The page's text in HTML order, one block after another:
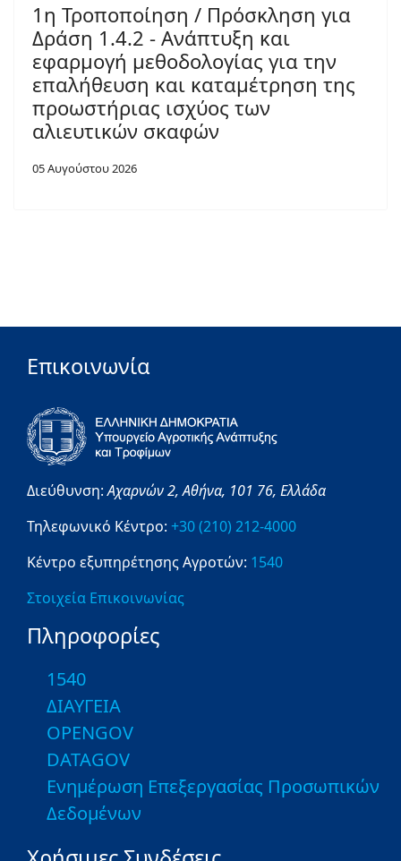
1η Τροποποίηση / Πρόσκληση για
Δράση 1.4.2 - Ανάπτυξη και
εφαρμογή μεθοδολογίας για την
επαλήθευση και καταμέτρηση της
προωστήριας ισχύος των
αλιευτικών σκαφών
05 Αυγούστου 2026
Επικοινωνία
Διεύθυνση:Αχαρνών 2,Αθήνα, 101 76, Ελλάδα
Τηλεφωνικό Κέντρο: +30 (210) 212-4000
Κέντρο εξυπηρέτησης Αγροτών: 1540
Στοιχεία Επικοινωνίας
Πληροφορίες
1540
ΔΙΑΥΓΕΙΑ
OPENGOV
DATAGOV
Ενημέρωση Επεξεργασίας Προσωπικών
Δεδομένων